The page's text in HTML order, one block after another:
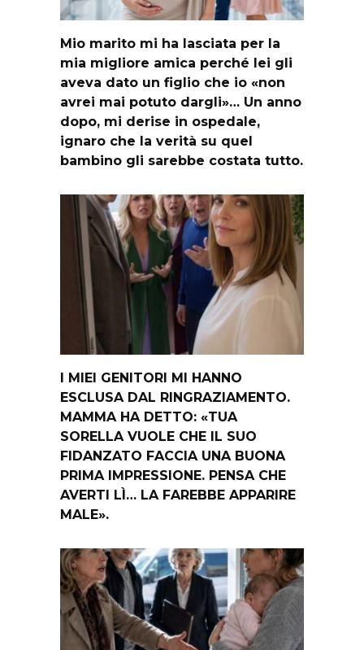
Mio marito mi ha lasciata per la
mia migliore amica perché lei gli
aveva dato un figlio che io «non
avrei mai potuto dargli»… Un anno
dopo, mi derise in ospedale,
ignaro che la verità su quel
bambino gli sarebbe costata tutto.
I MIEI GENITORI MI HANNO
ESCLUSA DAL RINGRAZIAMENTO.
MAMMA HA DETTO: «TUA
SORELLA VUOLE CHE IL SUO
FIDANZATO FACCIA UNA BUONA
PRIMA IMPRESSIONE. PENSA CHE
AVERTI LÌ… LA FAREBBE APPARIRE
MALE».